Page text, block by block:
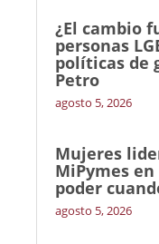
¿El cambio
personas
políticas de
Petro
agosto 5, 2026
Mujeres
MiPymes
poder
agosto 5, 2026